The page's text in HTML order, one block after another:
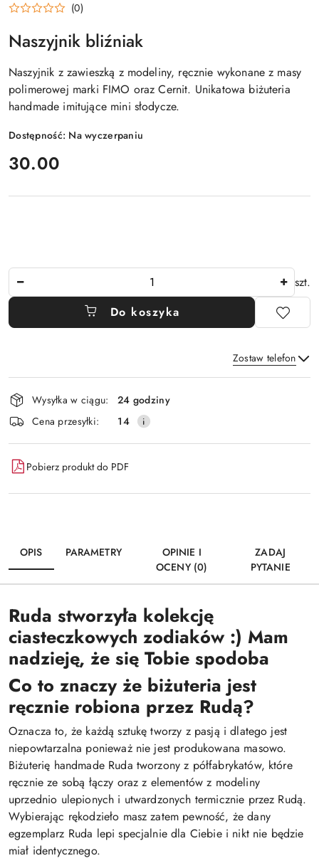
(0)
Naszyjnik bliźniak
Naszyjnik z zawieszką z modeliny, ręcznie wykonane z masy
polimerowej marki FIMO oraz Cernit. Unikatowa biżuteria
handmade imitujące mini słodycze.
Dostępność: Na wyczerpaniu
cena:
30.00
szt.
Do koszyka
Zostaw telefon
Wyślij
Dostępność
i
dostawa
Wysyłka w ciągu:
24 godziny
Cena przesyłki:
14
Pobierz produkt do PDF
OPIS PARAMETRY
OPINIE I
OCENY (0)
ZADAJ
PYTANIE
Ruda stworzyła kolekcję
ciasteczkowych zodiaków :) Mam
nadzieję, że się Tobie spodoba
Co to znaczy że biżuteria jest
ręcznie robiona przez Rudą?
Oznacza to, że każdą sztukę tworzy z pasją i dlatego jest
niepowtarzalna ponieważ nie jest produkowana masowo.
Biżuterię handmade Ruda tworzony z półfabrykatów, które
ręcznie ze sobą łączy oraz z elementów z modeliny
uprzednio ulepionych i utwardzonych termicznie przez Rudą.
Wybierając rękodzieło masz zatem pewność, że dany
egzemplarz Ruda lepi specjalnie dla Ciebie i nikt nie będzie
miał identycznego.